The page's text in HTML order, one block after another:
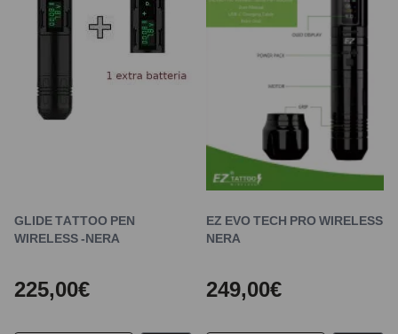
GLIDE TATTOO PEN
WIRELESS -NERA
225,00€
EZ EVO TECH PRO WIRELESS
NERA
249,00€